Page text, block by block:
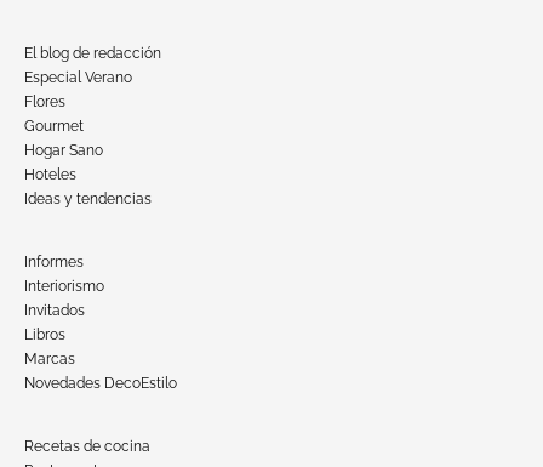
El blog de redacción
Especial Verano
Flores
Gourmet
Hogar Sano
Hoteles
Ideas y tendencias
Informes
Interiorismo
Invitados
Libros
Marcas
Novedades DecoEstilo
Recetas de cocina